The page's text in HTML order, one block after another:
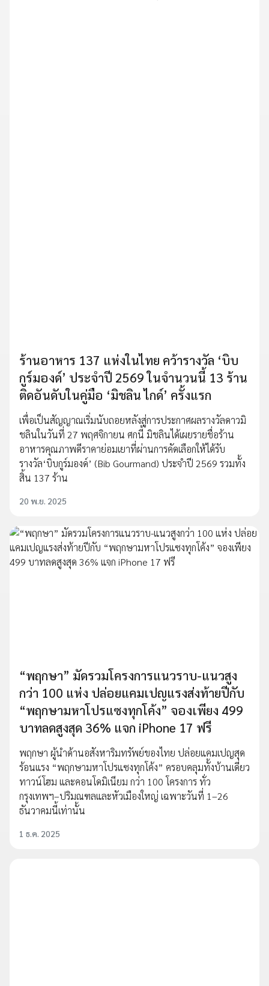
ร้านอาหาร 137 แห่งในไทย คว้ารางวัล ‘บิบ
กูร์มองด์’ ประจำปี 2569 ในจำนวนนี้ 13 ร้าน
ติดอันดับในคู่มือ ‘มิชลิน ไกด์’ ครั้งแรก
เพื่อเป็นสัญญาณเริ่มนับถอยหลังสู่การประกาศผลรางวัลดาวมิ
ชลินในวันที่ 27 พฤศจิกายน ศกนี้ มิชลินได้เผยรายชื่อร้าน
อาหารคุณภาพดีราคาย่อมเยาที่ผ่านการคัดเลือกให้ได้รับ
รางวัล‘บิบกูร์มองด์’ (Bib Gourmand) ประจำปี 2569 รวมทั้ง
สิ้น 137 ร้าน
20 พ.ย. 2025
“พฤกษา” มัดรวมโครงการแนวราบ-แนวสูง
กว่า 100 แห่ง ปล่อยแคมเปญแรงส่งท้ายปีกับ
“พฤกษามหาโปรแซงทุกโค้ง” จองเพียง 499
บาทลดสูงสุด 36% แจก iPhone 17 ฟรี
พฤกษา ผู้นำด้านอสังหาริมทรัพย์ของไทย ปล่อยแคมเปญสุด
ร้อนแรง “พฤกษามหาโปรแซงทุกโค้ง” ครอบคลุมทั้งบ้านเดี่ยว
ทาวน์โฮม และคอนโดมิเนียม กว่า 100 โครงการ ทั่ว
กรุงเทพฯ–ปริมณฑลและหัวเมืองใหญ่ เฉพาะวันที่ 1–26
ธันวาคมนี้เท่านั้น
1 ธ.ค. 2025